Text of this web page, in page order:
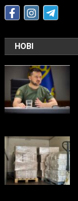
НОВІ